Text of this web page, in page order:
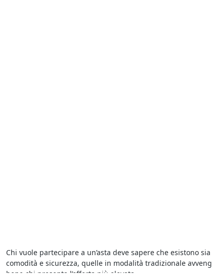
Chi vuole partecipare a un’asta deve sapere che esistono
comodità e sicurezza, quelle in modalità tradizionale
bene chi presenta l’offerta più elevata.